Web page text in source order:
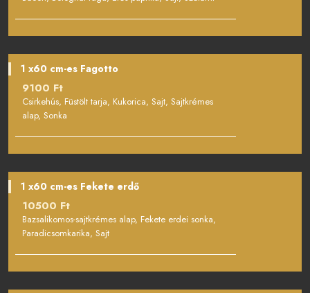
1 x60 cm-es Fagotto
9100 Ft
Csirkehús, Füstölt tarja, Kukorica, Sajt, Sajtkrémes
alap, Sonka
1 x60 cm-es Fekete erdő
10500 Ft
Bazsalikomos-sajtkrémes alap, Fekete erdei sonka,
Paradicsomkarika, Sajt